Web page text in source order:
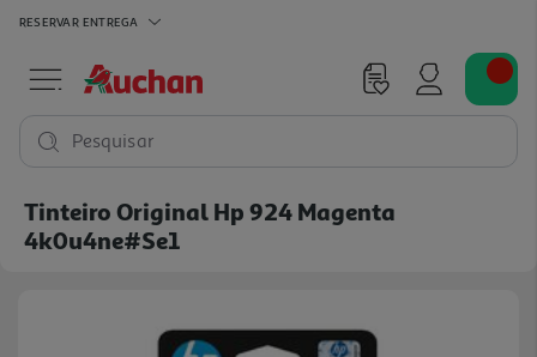
RESERVAR ENTREGA
Pesquisar
Tinteiro Original Hp 924 Magenta
4k0u4ne#se1